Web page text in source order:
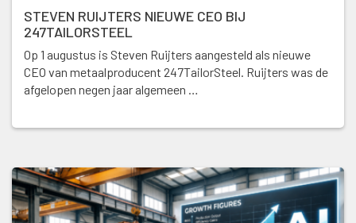
STEVEN RUIJTERS NIEUWE CEO BIJ
247TAILORSTEEL
Op 1 augustus is Steven Ruijters aangesteld als nieuwe
CEO van metaalproducent 247TailorSteel. Ruijters was de
afgelopen negen jaar algemeen …